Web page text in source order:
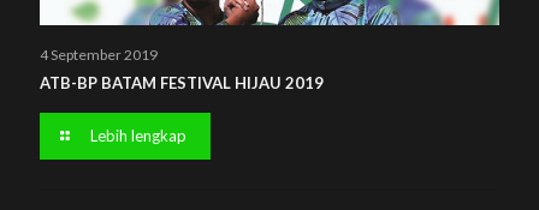
4 September 2019
ATB-BP BATAM FESTIVAL HIJAU 2019
Lebih lengkap